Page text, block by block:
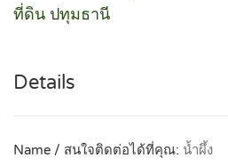
ที่ดิน ปทุมธานี
Details
Name / สนใจติดต่อได้ที่คุณ: น้ำผึ้ง